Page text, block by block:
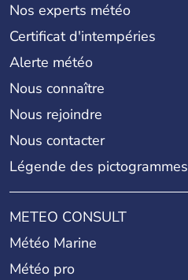
Nos experts météo
Certificat d'intempéries
Alerte météo
Nous connaître
Nous rejoindre
Nous contacter
Légende des pictogrammes
METEO CONSULT
Météo Marine
Météo pro